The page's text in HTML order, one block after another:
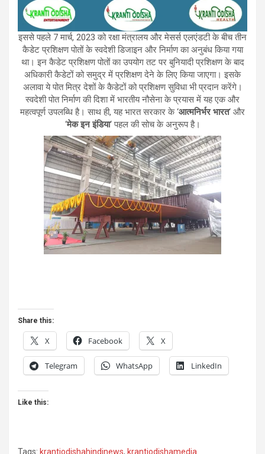
इससे पहले 7 मार्च, 2023 को रक्षा मंत्रालय और मेसर्स एलएंडटी के बीच तीन
कैडेट प्रशिक्षण पोतों के स्वदेशी डिजाइन और निर्माण का अनुबंध किया गया
था। इन कैडेट प्रशिक्षण पोतों का उपयोग तट पर बुनियादी प्रशिक्षण के बाद
अधिकारी कैडेटों को समुद्र में प्रशिक्षण देने के लिए किया जाएगा। इसके
अलावा ये पोत मित्र देशों के कैडेटों को प्रशिक्षण सुविधा भी प्रदान करेंगे।
स्वदेशी पोत निर्माण की दिशा में भारतीय नौसेना के प्रयास में यह एक और
महत्वपूर्ण उपलब्धि है। साथ ही, यह भारत सरकार के ‘आत्मनिर्भर भारत‘ और
‘मेक इन इंडिया‘ पहल की सोच के अनुरूप है।
Share this:
X Facebook X
Telegram WhatsApp LinkedIn
Like this:
Tags: krantiodishahindinews, krantiodishamedia